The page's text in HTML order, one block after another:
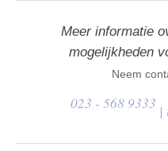
Meer informatie
mogelijkheden
Neem
023 - 568 9333 |